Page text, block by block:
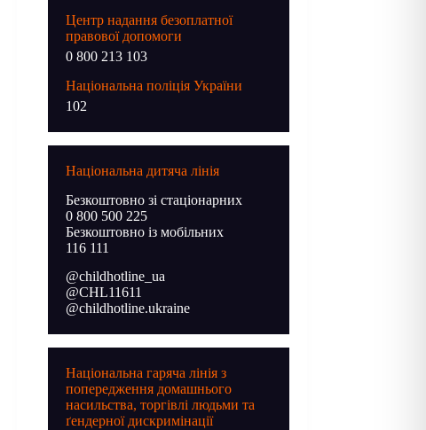
Центр надання безоплатної
правової допомоги
0 800 213 103
Національна поліція України
102
Національна дитяча лінія
Безкоштовно зі стаціонарних
0 800 500 225
Безкоштовно із мобільних
116 111
@childhotline_ua
@CHL11611
@childhotline.ukraine
Національна гаряча лінія з
попередження домашнього
насильства, торгівлі людьми та
ґендерної дискримінації